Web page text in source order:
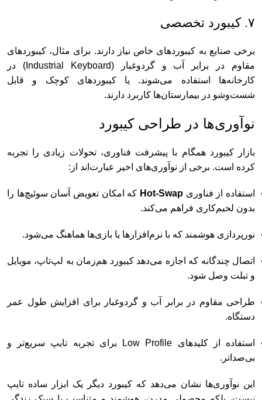
۷. کیبورد تخصصی
برخی صنایع به کیبوردهای خاص نیاز دارند. برای مثال، کیبوردهای
مقاوم در برابر آب و گردوغبار (Industrial Keyboard) در
کارخانه‌ها استفاده می‌شوند. یا کیبوردهای کوچک و قابل
شست‌وشو در بیمارستان‌ها کاربرد دارند.
نوآوری‌ها در طراحی کیبورد
بازار کیبورد همگام با پیشرفت فناوری، تحولات زیادی را تجربه
کرده است. برخی از نوآوری‌های اخیر عبارت‌اند از:
استفاده از فناوری Hot-Swap که امکان تعویض آسان سوئیچ‌ها را
بدون لحیم‌کاری فراهم می‌کند.
نورپردازی هوشمند که با نرم‌افزارها یا بازی‌ها هماهنگ می‌شود.
اتصال چندگانه که اجازه می‌دهد کیبورد هم‌زمان به لپ‌تاپ، موبایل
و تبلت وصل شود.
طراحی مقاوم در برابر آب و گردوغبار برای افزایش طول عمر
دستگاه.
استفاده از کلیدهای Low Profile برای تجربه تایپ سریع‌تر و
بی‌صداتر.
این نوآوری‌ها نشان می‌دهد که کیبورد دیگر یک ابزار ساده تایپ